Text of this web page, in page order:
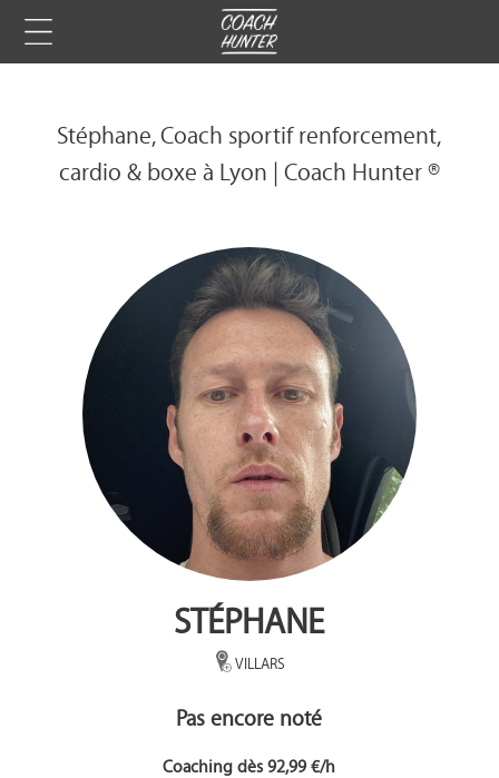
Stéphane, Coach sportif renforcement,
cardio & boxe à Lyon | Coach Hunter ®
STÉPHANE
VILLARS
Pas encore noté
Coaching dès 92,99 €/h